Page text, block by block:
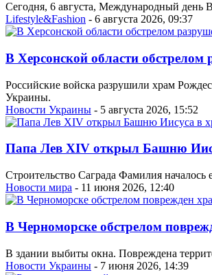
Сегодня, 6 августа, Международный
Lifestyle&Fashion - 6 августа 2026, 09:37
В Херсонской области
Российские войска разрушили храм
Украины.
Новости Украины - 5 августа 2026, 15:52
Папа Лев XIV открыл Башню
Строительство Саграда Фамилия началось
Новости мира - 11 июня 2026, 12:40
В Черноморске обстрелом
В здании выбиты окна. Повреждена
Новости Украины - 7 июня 2026, 14:39